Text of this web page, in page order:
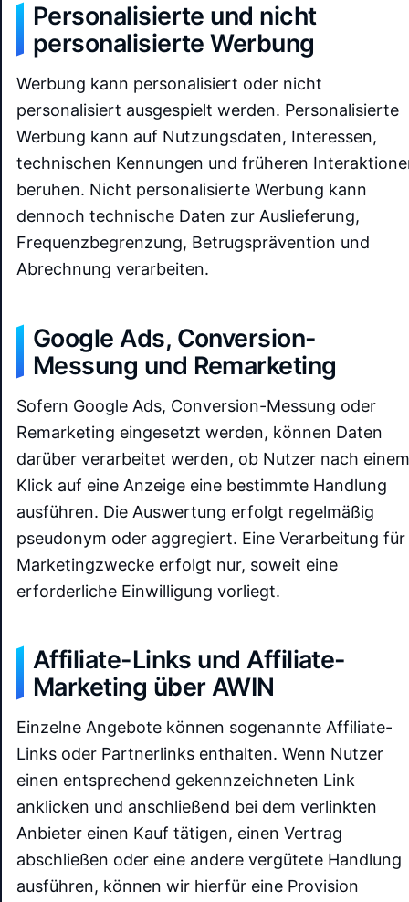
Personalisierte und nicht
personalisierte Werbung
Werbung kann personalisiert oder nicht
personalisiert ausgespielt werden. Personalisierte
Werbung kann auf Nutzungsdaten, Interessen,
technischen Kennungen und früheren
beruhen. Nicht personalisierte Werbung kann
dennoch technische Daten zur Auslieferung,
Frequenzbegrenzung, Betrugsprävention und
Abrechnung verarbeiten.
Google Ads, Conversion-
Messung und Remarketing
Sofern Google Ads, Conversion-Messung oder
Remarketing eingesetzt werden, können Daten
darüber verarbeitet werden, ob Nutzer nach einem
Klick auf eine Anzeige eine bestimmte Handlung
ausführen. Die Auswertung erfolgt regelmäßig
pseudonym oder aggregiert. Eine Verarbeitung für
Marketingzwecke erfolgt nur, soweit eine
erforderliche Einwilligung vorliegt.
Affiliate-Links und Affiliate-
Marketing über AWIN
Einzelne Angebote können sogenannte Affiliate-
Links oder Partnerlinks enthalten. Wenn Nutzer
einen entsprechend gekennzeichneten Link
anklicken und anschließend bei dem verlinkten
Anbieter einen Kauf tätigen, einen Vertrag
abschließen oder eine andere vergütete Handlung
ausführen, können wir hierfür eine Provision